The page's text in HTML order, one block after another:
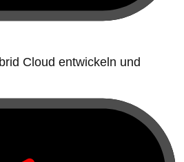
Cloud entwickeln und